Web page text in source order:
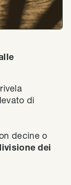
di
decine o
dei